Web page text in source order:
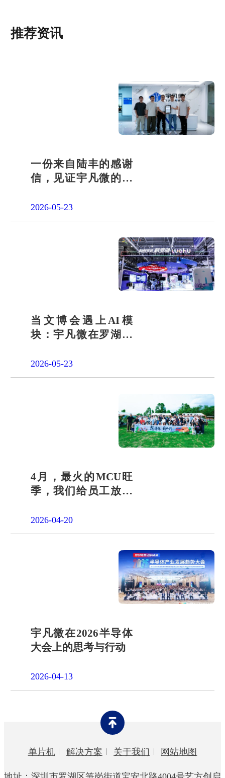
推荐资讯
一份来自陆丰的感谢
信，见证宇凡微的社
2026-05-23
当文博会遇上AI模
块：宇凡微在罗湖展
答卷
2026-05-23
4月，最火的MCU旺
季，我们给员工放了
2026-04-20
宇凡微在2026半导体
大会上的思考与行动
2026-04-13
单片机 解决方案 关于我们 网站地图